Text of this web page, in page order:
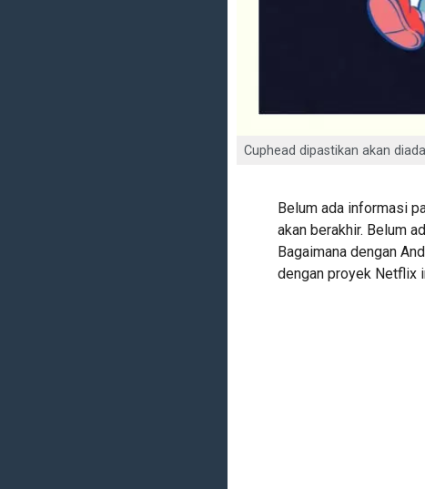
Cuphead dipastikan akan
Belum ada informasi
akan berakhir. Belum
Bagaimana dengan
dengan proyek Netflix